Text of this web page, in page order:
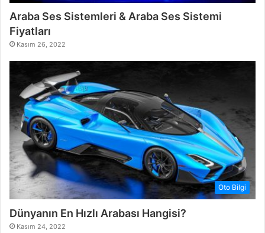
Araba Ses Sistemleri & Araba Ses Sistemi
Fiyatları
Kasım 26, 2022
Oto Bilgi
Dünyanın En Hızlı Arabası Hangisi?
Kasım 24, 2022